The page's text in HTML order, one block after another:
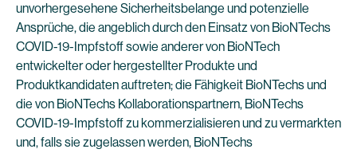
unvorhergesehene Sicherheitsbelange und potenzielle
Ansprüche, die angeblich durch den Einsatz von BioNTechs
COVID-19-Impfstoff sowie anderer von BioNTech
entwickelter oder hergestellter Produkte und
Produktkandidaten auftreten; die Fähigkeit BioNTechs und
die von BioNTechs Kollaborationspartnern, BioNTechs
COVID-19-Impfstoff zu kommerzialisieren und zu vermarkten
und, falls sie zugelassen werden, BioNTechs